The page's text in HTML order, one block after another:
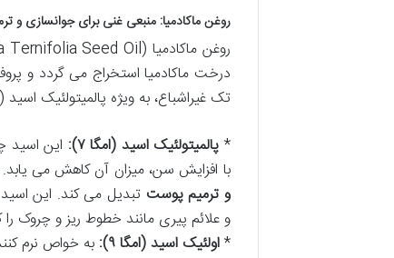
روغن ماکادمیا: منبعی غنی برای جوانسازی و
درخت ماکادمیا استخراج می گردد و
تک غیراشباع، به ویژه پالمیتولئیک اسید (امگا ۷) و اولئیک اسید
* پالمیتولئیک اسید (امگا ۷):
این اسید
با افزایش سن، میزان آن کاهش می یابد. حضور امگا ۷ در روغن ماکادمیا، آن را به
و ترمیم پوست تبدیل می کند. این
و علائم پیری مانند خطوط ریز و چروک
*اولئیک اسید (امگا ۹):
به خواص نرم